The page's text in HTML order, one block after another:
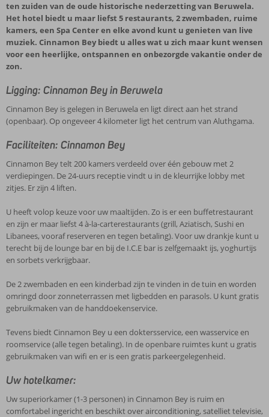
ten zuiden van de oude historische nederzetting van Beruwela.
Het hotel biedt u maar liefst 5 restaurants, 2 zwembaden, ruime
kamers, een Spa Center en elke avond kunt u genieten van live
muziek. Cinnamon Bey biedt u alles wat u zich maar kunt wensen
voor een heerlijke, ontspannen en onbezorgde vakantie onder de
zon.
Ligging: Cinnamon Bey in Beruwela
Cinnamon Bey is gelegen in Beruwela en ligt direct aan het strand
(openbaar). Op ongeveer 4 kilometer ligt het centrum van Aluthgama.
Faciliteiten: Cinnamon Bey
Cinnamon Bey telt 200 kamers verdeeld over één gebouw met 2
verdiepingen. De 24-uurs receptie vindt u in de kleurrijke lobby met
zitjes. Er zijn 4 liften.
U heeft volop keuze voor uw maaltijden. Zo is er een buffetrestaurant
en zijn er maar liefst 4 à-la-carterestaurants (grill, Aziatisch, Sushi en
Libanees, vooraf reserveren en tegen betaling). Voor uw drankje kunt u
terecht bij de lounge bar en bij de I.C.E bar is zelfgemaakt ijs, yoghurtijs
en sorbets verkrijgbaar.
De 2 zwembaden en een kinderbad zijn te vinden in de tuin en worden
omringd door zonneterrassen met ligbedden en parasols. U kunt gratis
gebruikmaken van de handdoekenservice.
Tevens biedt Cinnamon Bey u een doktersservice, een wasservice en
roomservice (alle tegen betaling). In de openbare ruimtes kunt u gratis
gebruikmaken van wifi en er is een gratis parkeergelegenheid.
Uw hotelkamer:
Uw superiorkamer (1-3 personen) in Cinnamon Bey is ruim en
comfortabel ingericht en beschikt over airconditioning, satelliet televisie,